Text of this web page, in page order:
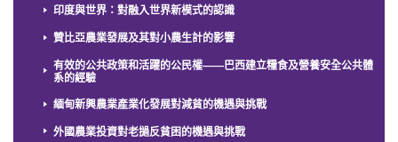
印度與世界：對融入世界新模式的認識
贊比亞農業發展及其對小農生計的影響
有效的公共政策和活躍的公民權——巴西建立糧食及營養安全公共體
系的經驗
緬甸新興農業產業化發展對減貧的機遇與挑戰
外國農業投資對老撾反貧困的機遇與挑戰